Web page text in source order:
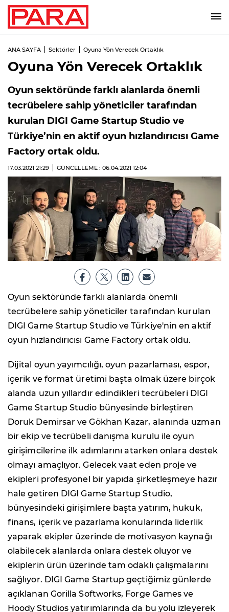
ANA SAYFA Sektörler Oyuna Yön Verecek Ortaklık
Oyuna Yön Verecek Ortaklık
Oyun sektöründe farklı alanlarda önemli
tecrübelere sahip yöneticiler tarafından
kurulan DIGI Game Startup Studio ve
Türkiye’nin en aktif oyun hızlandırıcısı Game
Factory ortak oldu.
17.03.2021 21:29 GÜNCELLEME : 06.04.2021 12:04
Oyun sektöründe farklı alanlarda önemli
tecrübelere sahip yöneticiler tarafından kurulan
DIGI Game Startup Studio ve Türkiye'nin en aktif
oyun hızlandırıcısı Game Factory ortak oldu.
Dijital oyun yayımcılığı, oyun pazarlaması, espor,
içerik ve format üretimi başta olmak üzere birçok
alanda uzun yıllardır edindikleri tecrübeleri DIGI
Game Startup Studio bünyesinde birleştiren
Doruk Demirsar ve Gökhan Kazar, alanında uzman
bir ekip ve tecrübeli danışma kurulu ile oyun
girişimcilerine ilk adımlarını atarken onlara destek
olmayı amaçlıyor. Gelecek vaat eden proje ve
ekipleri profesyonel bir yapıda şirketleşmeye hazır
hale getiren DIGI Game Startup Studio,
bünyesindeki girişimlere başta yatırım, hukuk,
finans, içerik ve pazarlama konularında liderlik
yaparak ekipler üzerinde de motivasyon kaynağı
olabilecek alanlarda onlara destek oluyor ve
ekiplerin ürün üzerinde tam odaklı çalışmalarını
sağlıyor. DIGI Game Startup geçtiğimiz günlerde
açıklanan Gorilla Softworks, Forge Games ve
Hoody Studios yatırımlarında da bu yolu izleyerek